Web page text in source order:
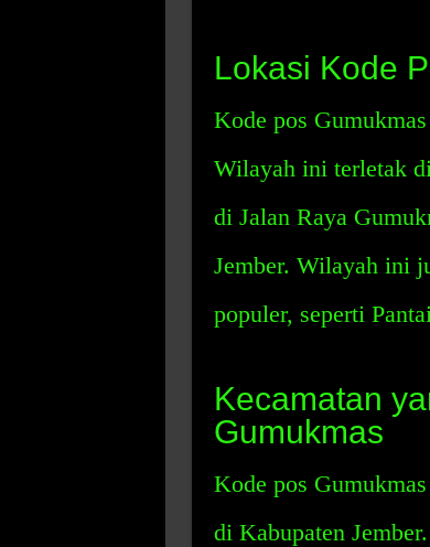
Lokasi Kode
Kode pos
Wilayah ini terletak
di Jalan Raya
Jember. Wilayah ini
populer, seperti
Kecamatan
Gumukmas
Kode pos
di Kabupaten